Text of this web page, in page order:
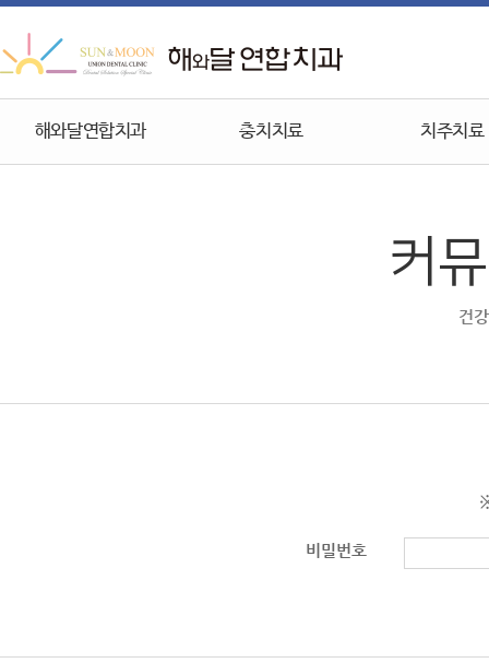
해와달연합치과 충치치료 치주치료
커
건
비밀번호